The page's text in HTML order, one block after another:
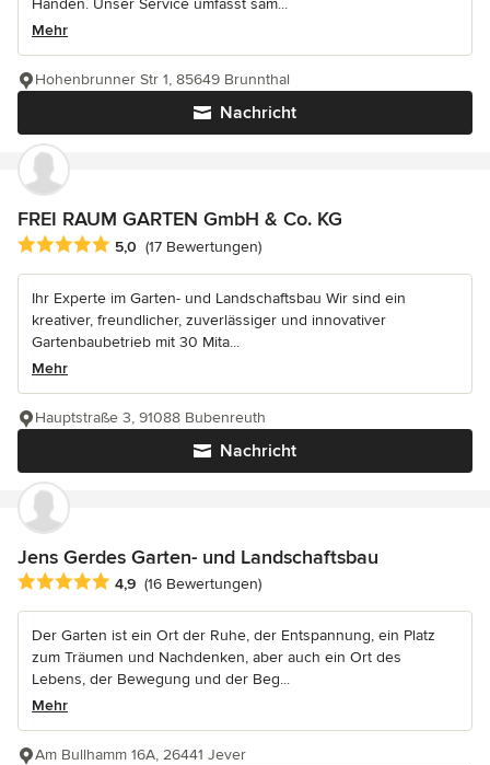
Händen. Unser Service umfasst säm...
Mehr
Nachricht
Hohenbrunner Str 1, 85649 Brunnthal
FREI RAUM GARTEN GmbH & Co. KG
Durchschnittliche Bewertung: 5 von 5 Sternen
5,0 (17 Bewertungen)
Ihr Experte im Garten- und Landschaftsbau Wir sind ein
kreativer, freundlicher, zuverlässiger und innovativer
Gartenbaubetrieb mit 30 Mita...
Mehr
Nachricht
Hauptstraße 3, 91088 Bubenreuth
Jens Gerdes Garten- und Landschaftsbau
Durchschnittliche Bewertung: 4.9 von 5 Sternen
4,9 (16 Bewertungen)
Der Garten ist ein Ort der Ruhe, der Entspannung, ein Platz
zum Träumen und Nachdenken, aber auch ein Ort des
Lebens, der Bewegung und der Beg...
Mehr
Am Bullhamm 16A, 26441 Jever